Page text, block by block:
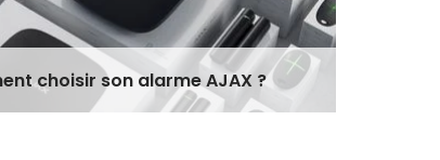
choisir son alarme AJAX ?